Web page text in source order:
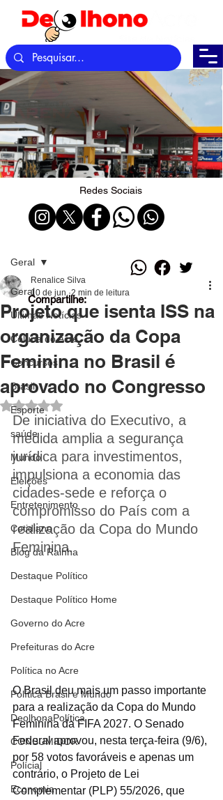
Redes Sociais
Geral
Últimas Notícias
Coluna do Acre
Concursos
Brasil
Esporte
saúde
Mundo
Eleições
Entretenimento
Cotidiano
Blog da Rainha
Destaque Político
Destaque Político Home
Governo do Acre
Prefeituras do Acre
Política no Acre
Política Brasil e Mundo
DeolhonaPolítica
CONSUMIDOR
Polícial
Economia
Geral
Projeto que isenta ISS na
organização da Copa
Feminina no Brasil é
aprovado no Congresso
Renalice Silva
10 de jun. 2 min de leitura
Avaliado com NaN de 5 estrelas.
De iniciativa do Executivo, a
medida amplia a segurança
jurídica para investimentos,
impulsiona a economia das
cidades-sede e reforça o
compromisso do País com a
realização da Copa do Mundo
Feminina.
O Brasil deu mais um passo importante
para a realização da Copa do Mundo
Feminina da FIFA 2027. O Senado
Federal aprovou, nesta terça-feira (9/6),
por 58 votos favoráveis e apenas um
contrário, o Projeto de Lei
Complementar (PLP) 55/2026, que
Compartilhe: